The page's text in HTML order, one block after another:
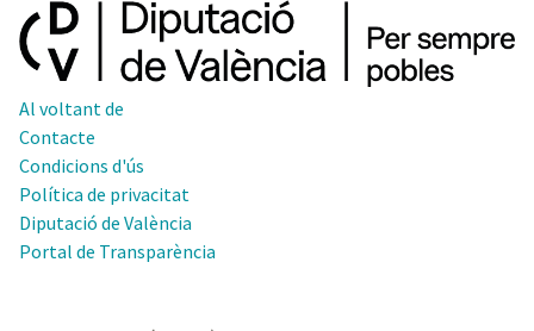
Al voltant de
Contacte
Condicions d'ús
Política de privacitat
Diputació de València
Portal de Transparència